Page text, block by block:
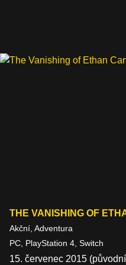
THE VANISHING OF
Akční, Adventura
PC, PlayStation 4, Switch
15. červenec 2015